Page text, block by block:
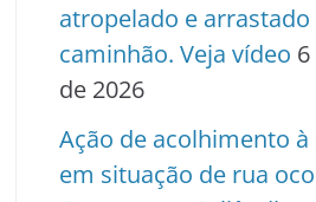
atropelado e
caminhão. Veja vídeo
de 2026
Ação de acolhimento
em situação de rua